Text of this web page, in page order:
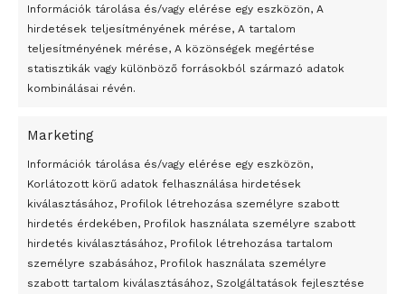
Információk tárolása és/vagy elérése egy eszközön, A
hirdetések teljesítményének mérése, A tartalom
teljesítményének mérése, A közönségek megértése
statisztikák vagy különböző forrásokból származó adatok
kombinálásai révén.
Marketing
Információk tárolása és/vagy elérése egy eszközön,
Korlátozott körű adatok felhasználása hirdetések
kiválasztásához, Profilok létrehozása személyre szabott
hirdetés érdekében, Profilok használata személyre szabott
hirdetés kiválasztásához, Profilok létrehozása tartalom
személyre szabásához, Profilok használata személyre
szabott tartalom kiválasztásához, Szolgáltatások fejlesztése
Átmenetileg szünetelnek az összecsapások Bahmutnál
Egy vagyonért adták el Banksy művét miután elégették.
Az 1950-ben elhunyt alkotók művei szabadon
felhasználhatóvá válnak